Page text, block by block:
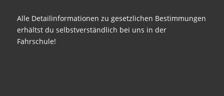
Alle Detailinformationen zu gesetzlichen Bestimmungen
erhältst du selbstverständlich bei uns in der
Fahrschule!